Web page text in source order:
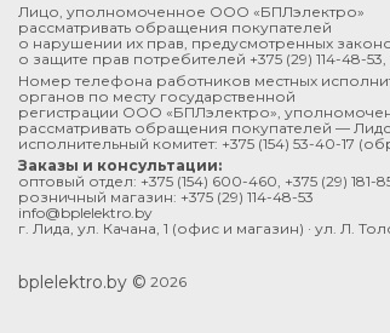
Лицо, уполномоченное ООО «БПЛэлектро»
рассматривать обращения покупателей
о нарушении их прав, предусмотренных
о защите прав потребителей +375 (29) 114-48-53
Номер телефона работников местных
органов по месту государственной
регистрации ООО «БПЛэлектро»,
рассматривать обращения покупателей —
исполнительный комитет: +375 (154) 53-40-17
Заказы и консультации:
оптовый отдел: +375 (154) 600-460 +375 (29) 181-
розничный магазин: +375 (29) 114-48-53
info@bplelektro.by
г. Лида, ул. Качана, 1 (офис и магазин) · ул. Л.
bplelektro.by © 2026